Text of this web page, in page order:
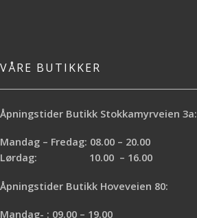
VÅRE BUTIKKER
Åpningstider Butikk Stokkamyrveien 3a:
Mandag – Fredag: 08.00 – 20.00
Lørdag: 10.00 – 16.00
Åpningstider Butikk Hoveveien 80:
Mandag- : 09.00 – 19.00